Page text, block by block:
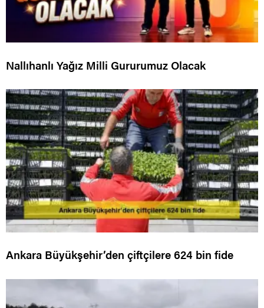
Nallıhanlı Yağız Milli Gururumuz Olacak
Ankara Büyükşehir’den çiftçilere 624 bin fide